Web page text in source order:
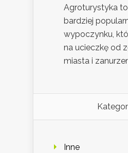
Agroturystyka
bardziej
wypoczynku,
na ucieczkę od
miasta i
Inne